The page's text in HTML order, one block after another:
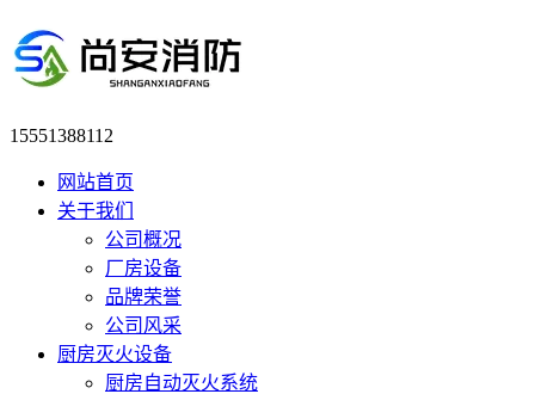
15551388112
网站首页
关于我们
公司概况
厂房设备
品牌荣誉
公司风采
厨房灭火设备
厨房自动灭火系统